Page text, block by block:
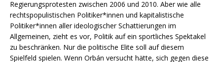
Regierungsprotesten zwischen 2006 und 2010. Aber wie alle
rechtspopulistischen Politiker*innen und kapitalistische
Politiker*innen aller ideologischer Schattierungen im
Allgemeinen, zieht es vor, Politik auf ein sportliches Spektakel
zu beschränken. Nur die politische Elite soll auf diesem
Spielfeld spielen. Wenn Orbán versucht hätte, sich gegen diese